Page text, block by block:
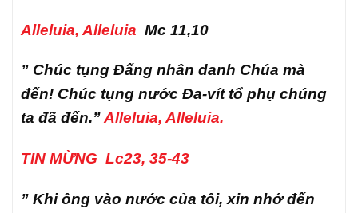
Alleluia, Alleluia Mc 11,10
” Chúc tụng Đấng nhân danh Chúa mà
đến! Chúc tụng nước Đa-vít tổ phụ chúng
ta đã đến.”Alleluia, Alleluia.
TIN MỪNG Lc23, 35-43
” Khi ông vào nước của tôi, xin nhớ đến